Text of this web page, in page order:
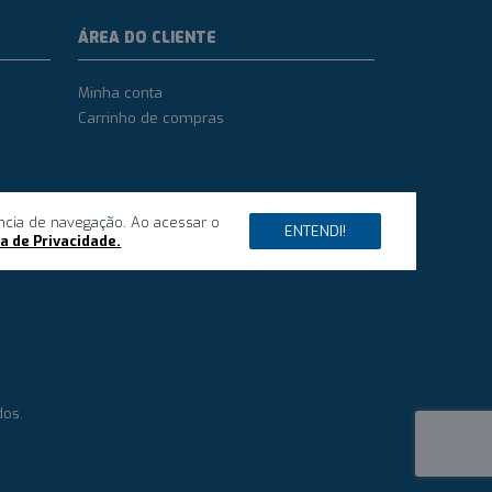
de navegação. Ao acessar o
de Privacidade.
ENTENDI!
ÁREA DO CLIENTE
Minha conta
Carrinho de compras